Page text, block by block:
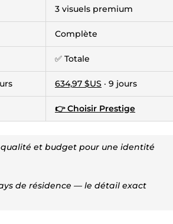
3 visuels premium
Complète
✅ Totale
634,97 $US · 9 jours
👉 Choisir Prestige
et budget pour une identité
de résidence — le détail exact